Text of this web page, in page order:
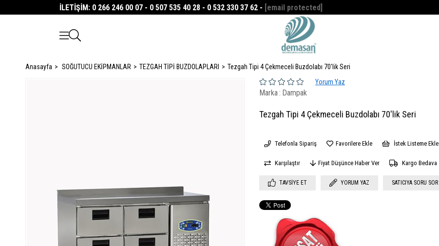
İLETİŞİM: 0 266 246 00 07 - 0 507 535 40 28 - 0 532 330 37 62 - [email protected]
Anasayfa SOĞUTUCU EKİPMANLAR TEZGAH TİPİ BUZDOLAPLARI Tezgah Tipi 4 Çekmeceli Buzdolabı 70'lik Seri
Yorum Yaz
Marka: Dampak
Tezgah Tipi 4 Çekmeceli Buzdolabı 70'lik Seri
Telefonla Sipariş Favorilere Ekle İstek Listeme Ekle
Karşılaştır Fiyat Düşünce Haber Ver Kargo Bedava
TAVSIYE ET YORUM YAZ SATICIYA SORU SOR